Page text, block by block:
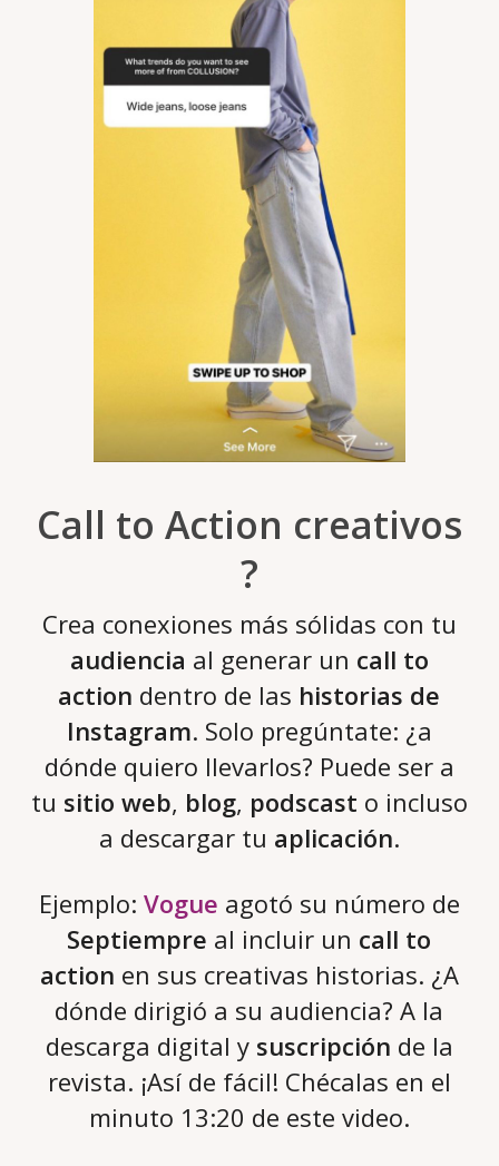
Call to Action creativos
?
Crea conexiones más sólidas con tu
audiencia al generar un call to
action dentro de las historias de
Instagram. Solo pregúntate: ¿a
dónde quiero llevarlos? Puede ser a
tu sitio web, blog, podscast o incluso
a descargar tu aplicación.
Ejemplo: Vogue agotó su número de
Septiempre al incluir un call to
action en sus creativas historias. ¿A
dónde dirigió a su audiencia? A la
descarga digital y suscripción de la
revista. ¡Así de fácil! Chécalas en el
minuto 13:20 de este video.